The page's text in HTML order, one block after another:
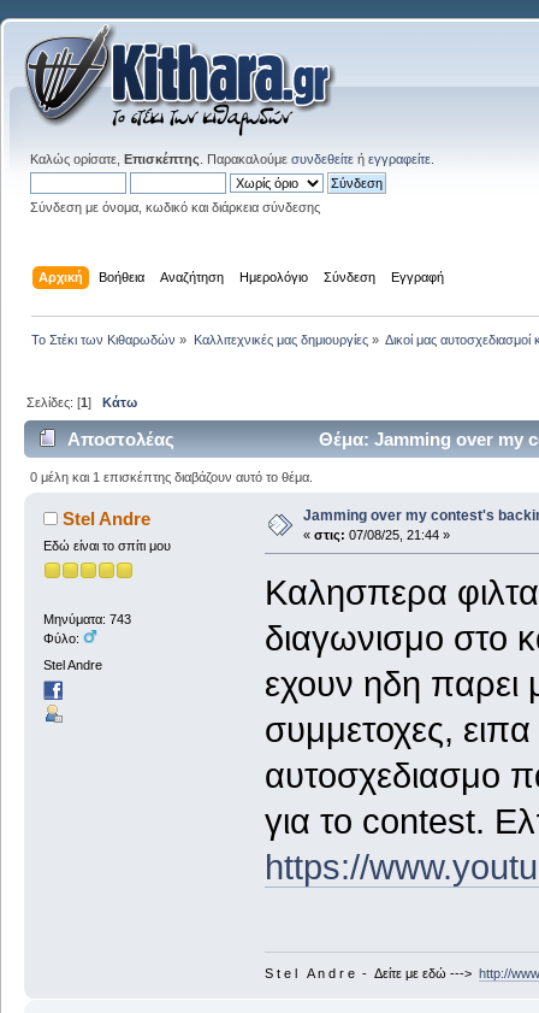
Καλώς ορίσατε, Επισκέπτης . Παρακαλούμε συνδεθείτε ή εγγραφείτε
Σύνδεση με όνομα, κωδικό και διάρκεια σύνδεσης
Αρχική Βοήθεια Αναζήτηση Ημερολόγιο Σύνδεση Εγγραφή
Το Στέκι των Κιθαρωδών » Καλλιτεχνικές μας δημιουργίες» Δικοί μας αυτοσχεδιασμοί
Σελίδες: [1]Κάτω
Αποστολέας Θέμα: Jamming over my
0 μέλη και 1 επισκέπτης διαβάζουν αυτό το θέμα.
Stel Andre
Εδώ είναι το σπίτι μου
Μηνύματα: 743
Φύλο:
Stel Andre
Jamming over my contest's
« στις: 07/08/25, 21:44 »
Καλησπερα
διαγωνισμο στο
εχουν ηδη παρει
συμμετοχες,
αυτοσχεδιασμο
για το contest.
https://
S t e l A n d r e - Δείτε με εδώ ---> http://